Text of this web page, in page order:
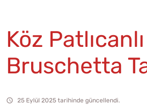
Köz Patlıcanlı
Bruschetta
25 Eylül 2025 tarihinde güncellendi.